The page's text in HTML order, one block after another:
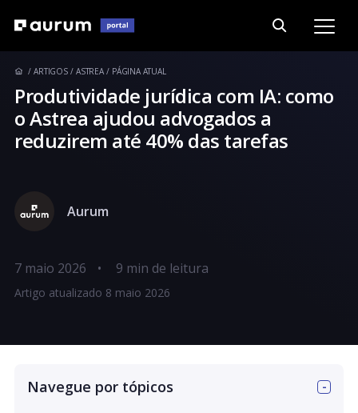
ARTIGOS ASTREA PÁGINA ATUAL
Produtividade jurídica com IA: como
o Astrea ajudou advogados a
reduzirem até 40% das tarefas
Aurum
7 maio 2026 •
Artigo atualizado 8 maio 2026
Navegue por tópicos